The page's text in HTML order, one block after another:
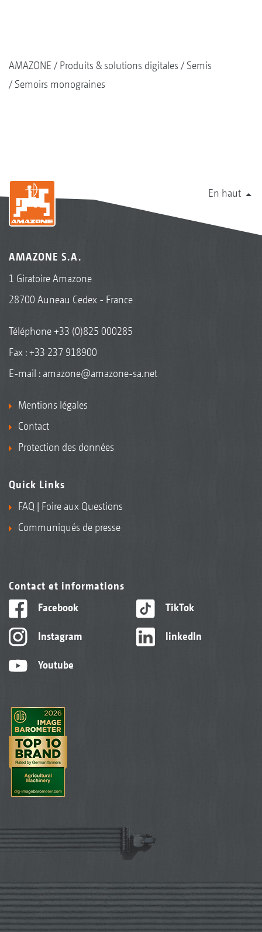
AMAZONE Produits & solutions digitales
Semis
Semoirs monograines
En haut
AMAZONE S.A.
1 Giratoire Amazone
28700 Auneau Cedex - France
Téléphone+33 (0)825 000285
Fax : +33 237 918900
E-mail : amazone@amazone-sa.net
Mentions légales
Contact
Protection des données
Quick Links
FAQ | Foire aux Questions
Communiqués de presse
Contact et informations
Facebook
Instagram
Youtube
TikTok
linkedIn